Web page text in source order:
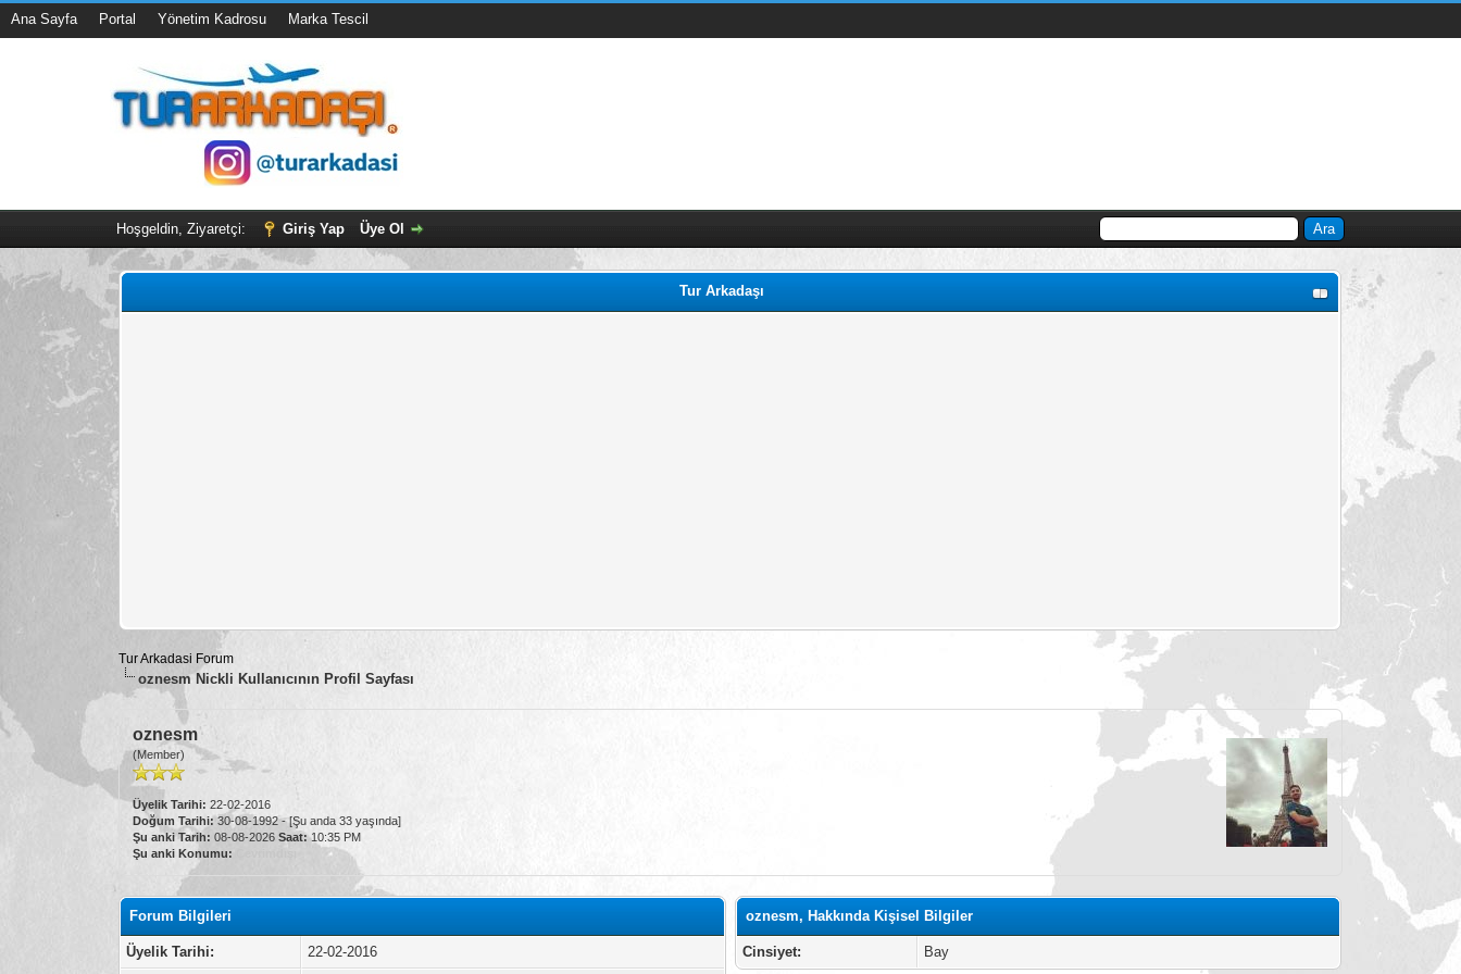
Ana Sayfa Portal Yönetim Kadrosu Marka Tescil
Hoşgeldin, Ziyaretçi: Giriş Yap Üye Ol
Tur Arkadaşı
Tur Arkadasi Forum
oznesm Nickli Kullanıcının Profil Sayfası
oznesm
(Member)
Üyelik Tarihi: 22-02-2016
Doğum Tarihi: 30-08-1992 - [Şu anda 33 yaşında]
Şu anki Tarih: 08-08-2026Saat:10:35 PM
Şu anki Konumu:
Forum Bilgileri
Üyelik Tarihi: 22-02-2016
oznesm, Hakkında Kişisel Bilgiler
Cinsiyet: Bay